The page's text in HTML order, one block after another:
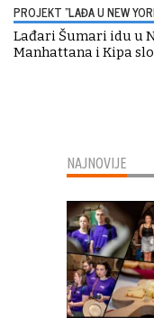
PROJEKT "LAĐA U NEW
Lađari Šumari idu u
Manhattana i Kipa
NAJNOVIJE